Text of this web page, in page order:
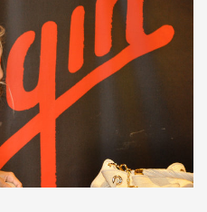
detaillee.
trio, premiers concerts
2024 a Rock Paradise) :
2023 a la Chapelle
connaît ma chanson" le